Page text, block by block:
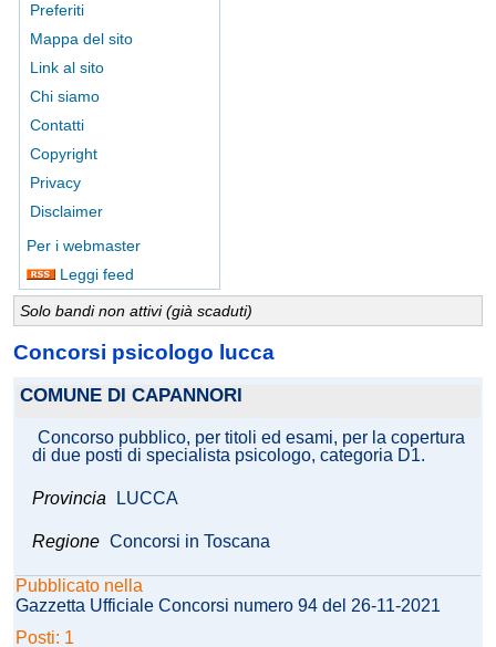
Preferiti
Mappa del sito
Link al sito
Chi siamo
Contatti
Copyright
Privacy
Disclaimer
Per i webmaster
Leggi feed
Solo bandi non attivi (già scaduti)
Concorsi psicologo lucca
COMUNE DI CAPANNORI
Concorso pubblico, per titoli ed esami, per la copertura
di due posti di specialista psicologo, categoria D1.
Provincia LUCCA
Regione Concorsi in Toscana
Pubblicato nella
Gazzetta Ufficiale Concorsi numero 94 del 26-11-2021
Posti: 1